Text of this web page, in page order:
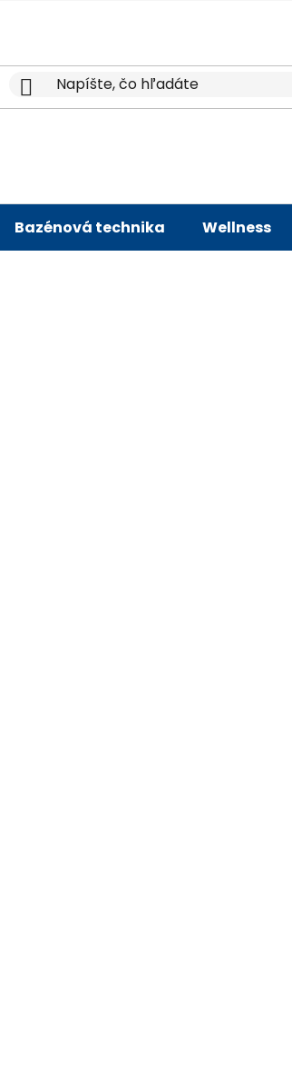
Bazénová technika Wellness